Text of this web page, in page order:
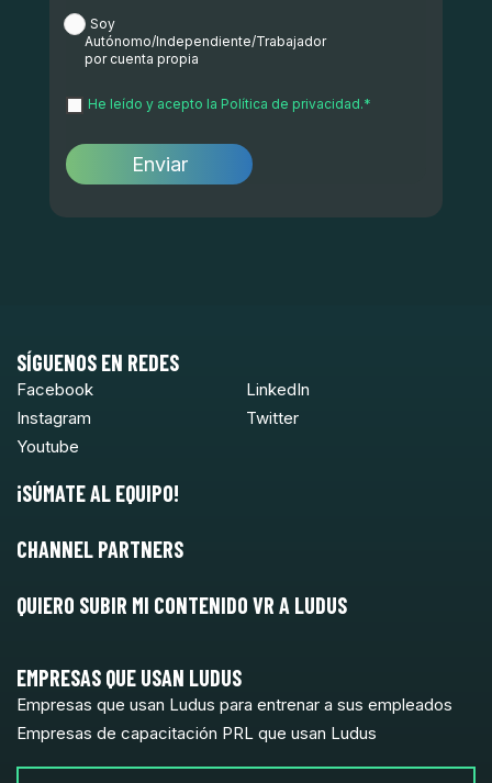
Soy
Autónomo/Independiente/Trabajador
por cuenta propia
He leído y acepto la Política de privacidad.*
SÍGUENOS EN REDES
Facebook
LinkedIn
Instagram
Twitter
Youtube
¡SÚMATE AL EQUIPO!
CHANNEL PARTNERS
QUIERO SUBIR MI CONTENIDO VR A LUDUS
EMPRESAS QUE USAN LUDUS
Empresas que usan Ludus para entrenar a sus empleados
Empresas de capacitación PRL que usan Ludus